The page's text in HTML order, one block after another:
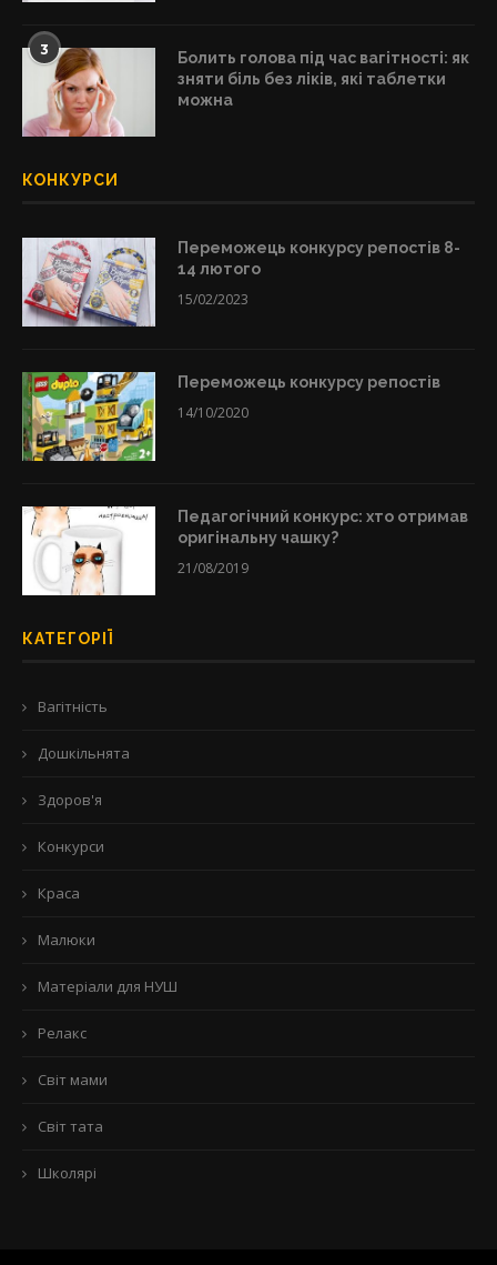
3
Болить голова під час вагітності: як
зняти біль без ліків, які таблетки
можна
КОНКУРСИ
Переможець конкурсу репостів 8-
14 лютого
15/02/2023
Переможець конкурсу репостів
14/10/2020
Педагогічний конкурс: хто отримав
оригінальну чашку?
21/08/2019
КАТЕГОРІЇ
Вагітність
Дошкільнята
Здоров'я
Конкурси
Краса
Малюки
Матеріали для НУШ
Релакс
Світ мами
Світ тата
Школярі